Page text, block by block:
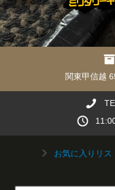
関東甲信越
お気に入りリス